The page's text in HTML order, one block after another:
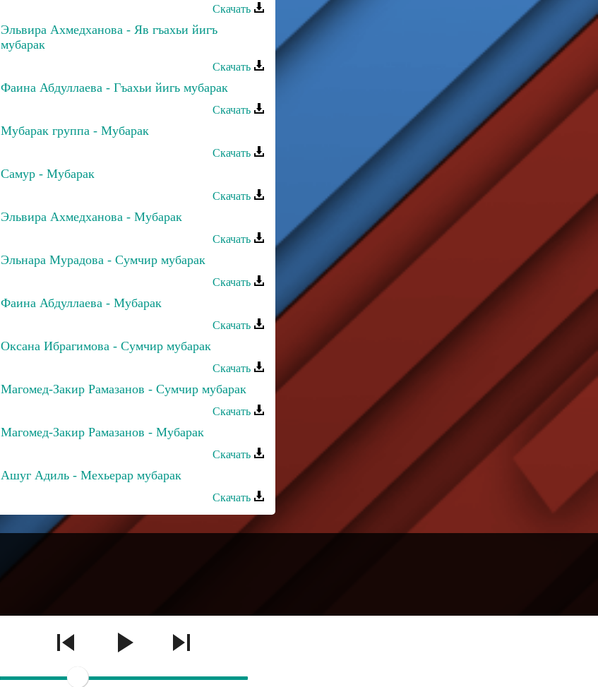
Скачать
Эльвира Ахмедханова - Яв гъахьи йигъ
мубарак
Скачать
Фаина Абдуллаева - Гъахьи йигь мубарак
Скачать
Мубарак группа - Мубарак
Скачать
Самур - Мубарак
Скачать
Эльвира Ахмедханова - Мубарак
Скачать
Эльнара Мурадова - Сумчир мубарак
Скачать
Фаина Абдуллаева - Мубарак
Скачать
Оксана Ибрагимова - Сумчир мубарак
Скачать
Магомед-Закир Рамазанов - Сумчир мубарак
Скачать
Магомед-Закир Рамазанов - Мубарак
Скачать
Ашуг Адиль - Мехьерар мубарак
Скачать